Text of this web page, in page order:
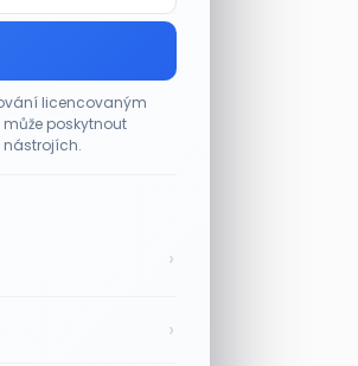
licencovaným
poskytnout
›
›